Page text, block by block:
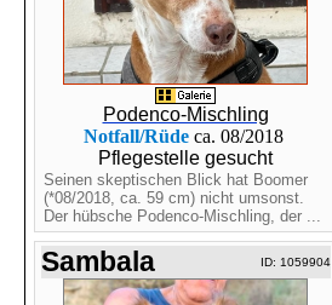
Podenco-Mischling
Notfall/Rüdeca. 08/2018
Pflegestelle gesucht
Seinen skeptischen Blick hat Boomer
(*08/2018, ca. 59 cm) nicht umsonst.
Der hübsche Podenco-Mischling, der ...
Sambala ID: 1059904